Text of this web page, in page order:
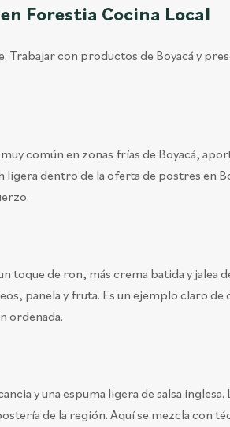
Forestia Cocina Local
Trabajar con productos de Boyacá y
común en zonas frías de Boyacá,
dentro de la oferta de postres en
toque de ron, más crema batida y jalea
panela y fruta. Es un ejemplo claro
ordenada.
y una espuma ligera de salsa inglesa.
de la región. Aquí se mezcla con